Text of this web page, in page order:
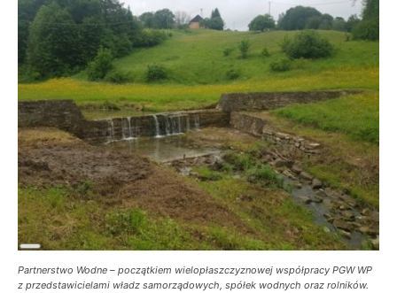
Long
Description
Partnerstwo Wodne – początkiem wielopłaszczyznowej współpracy PGW WP
z przedstawicielami władz samorządowych, spółek wodnych oraz rolników.